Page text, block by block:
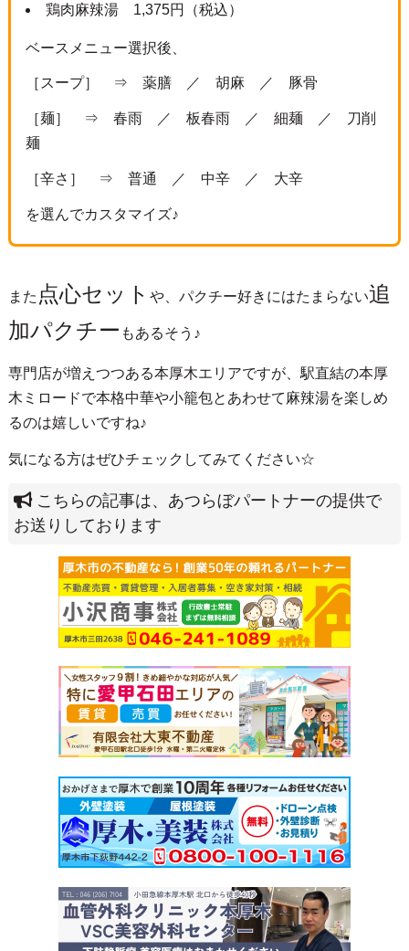
鶏肉麻辣湯 1,375円（税込）
ベースメニュー選択後、
［スープ］ ⇒ 薬膳 ／ 胡麻 ／ 豚骨
［麺］ ⇒ 春雨 ／ 板春雨 ／ 細麺 ／ 刀削
麺
［辛さ］ ⇒ 普通 ／ 中辛 ／ 大辛
を選んでカスタマイズ♪
また 点心セット や、パクチー好きにはたまらない追
加パクチー もあるそう♪
専門店が増えつつある本厚木エリアですが、駅直結の本厚
木ミロードで本格中華や小籠包とあわせて麻辣湯を楽しめ
るのは嬉しいですね♪
気になる方はぜひチェックしてみてください☆
こちらの記事は、あつらぼパートナーの提供で
お送りしております